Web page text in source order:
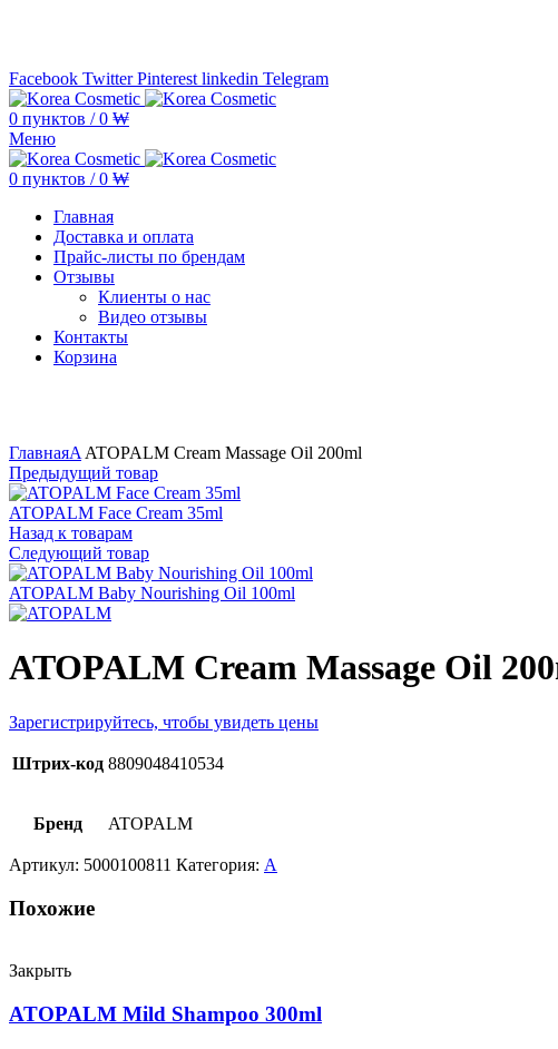
Facebook Twitter Pinterest linkedin Telegram
0 пунктов / 0 ₩
Меню
0 пунктов / 0 ₩
Главная
Доставка и оплата
Прайс-листы по брендам
Отзывы
Клиенты о нас
Видео отзывы
Контакты
Корзина
ГлавнаяA ATOPALM Cream Massage Oil 200ml
Предыдущий товар
ATOPALM Face Cream 35ml
Назад к товарам
Следующий товар
ATOPALM Baby Nourishing Oil 100ml
ATOPALM Cream Massage Oil
Зарегистрируйтесь, чтобы увидеть цены
Штрих-код 8809048410534
Бренд ATOPALM
Артикул: 5000100811 Категория: A
Похожие
Закрыть
ATOPALM Mild Shampoo 300ml